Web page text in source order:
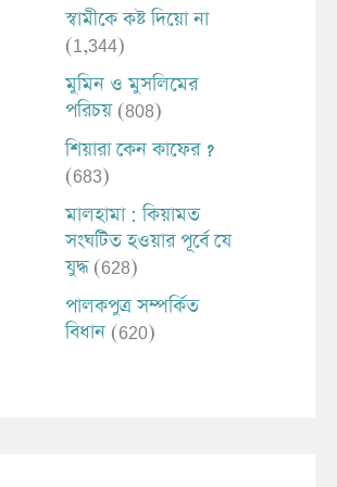
স্বামীকে কষ্ট দিয়ো না
(1,344)
মুমিন ও মুসলিমের
পরিচয় (808)
শিয়ারা কেন কাফের ?
(683)
মালহামা : কিয়ামত
সংঘটিত হওয়ার পূর্বে যে
যুদ্ধ (628)
পালকপুত্র সম্পর্কিত
বিধান (620)